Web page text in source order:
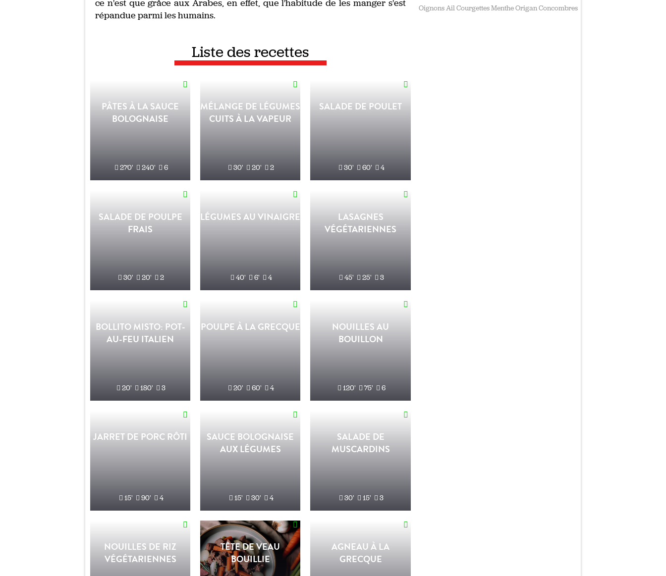
ce n'est que grâce aux Arabes, en effet, que l'habitude de les manger s'est
répandue parmi les humains.
Liste des recettes
PÂTES À LA SAUCE
BOLOGNAISE
270' 240' 6
MÉLANGE DE LÉGUMES
CUITS À LA VAPEUR
30' 20' 2
SALADE DE POULET
30' 60' 4
SALADE DE POULPE
FRAIS
30' 20' 2
LÉGUMES AU VINAIGRE
40' 6' 4
LASAGNES
VÉGÉTARIENNES
45' 25' 3
BOLLITO MISTO: POT-
AU-FEU ITALIEN
20' 180' 3
POULPE À LA GRECQUE
20' 60' 4
NOUILLES AU
BOUILLON
120' 75' 6
JARRET DE PORC RÔTI
15' 90' 4
SAUCE BOLOGNAISE
AUX LÉGUMES
15' 30' 4
SALADE DE
MUSCARDINS
30' 15' 3
NOUILLES DE RIZ
VÉGÉTARIENNES
TÊTE DE VEAU
BOUILLIE
AGNEAU À LA
GRECQUE
OignonsAilCourgettesMentheOriganConcombres